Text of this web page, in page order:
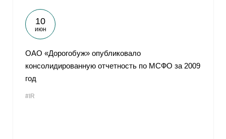
10
июн
ОАО «Дорогобуж» опубликовало
консолидированную отчетность по МСФО за 2009
год
#IR